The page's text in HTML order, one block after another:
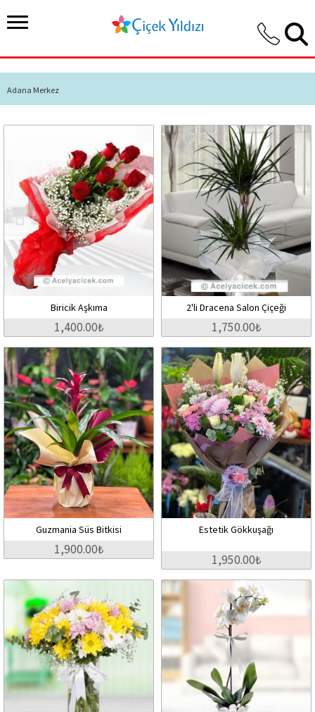
Adana Merkez
Biricik Aşkıma
1,400.00₺
2'li Dracena Salon Çiçeği
1,750.00₺
Guzmania Süs Bitkisi
1,900.00₺
Estetik Gökkuşağı
1,950.00₺